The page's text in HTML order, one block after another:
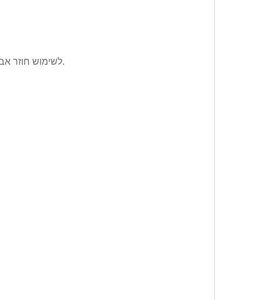
לשימוש חוזרעומדים באותן דרישות ביצועים כמו אביזרי מלחץ מחוברים לצמיתות. אביזרי רב פעמי זמינים במספר גדלים.